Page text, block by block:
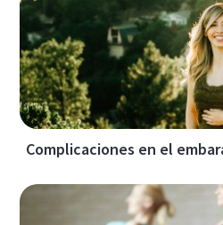
Complicaciones en el